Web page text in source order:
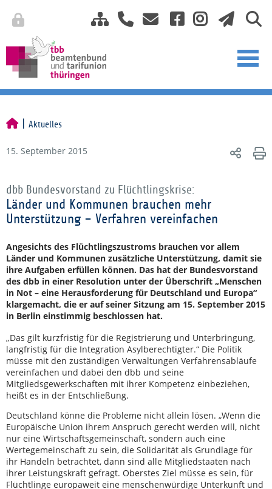
Aktuelles
15. September 2015
dbb Bundesvorstand zu Flüchtlingskrise:
Länder und Kommunen brauchen mehr
Unterstützung – Verfahren vereinfachen
Angesichts des Flüchtlingszustroms brauchen vor allem
Länder und Kommunen zusätzliche Unterstützung, damit sie
ihre Aufgaben erfüllen können. Das hat der Bundesvorstand
des dbb in einer Resolution unter der Überschrift „Menschen
in Not – eine Herausforderung für Deutschland und Europa“
klargemacht, die er auf seiner Sitzung am 15. September 2015
in Berlin einstimmig beschlossen hat.
„Das gilt kurzfristig für die Registrierung und Unterbringung,
langfristig für die Integration Asylberechtigter.“ Die Politik
müsse mit den zuständigen Verwaltungen Verfahrensabläufe
vereinfachen und dabei den dbb und seine
Mitgliedsgewerkschaften mit ihrer Kompetenz einbeziehen,
heißt es in der Entschließung.
Deutschland könne die Probleme nicht allein lösen. „Wenn die
Europäische Union ihrem Anspruch gerecht werden will, nicht
nur eine Wirtschaftsgemeinschaft, sondern auch eine
Wertegemeinschaft zu sein, die Solidarität als Grundlage für
ihr Handeln betrachtet, dann sind alle Mitgliedstaaten nach
ihrer Leistungskraft gefragt. Oberstes Ziel müsse es sein, für
Flüchtlinge europaweit eine menschenwürdige Unterkunft und